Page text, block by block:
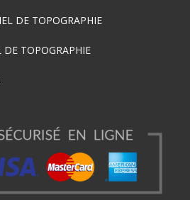
DE TOPOGRAPHIE
TOPOGRAPHIE